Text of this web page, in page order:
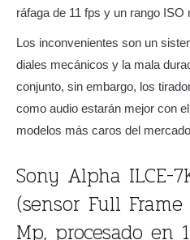
ráfaga de 11 fps y un rango ISO
Los inconvenientes son un
diales mecánicos y la mala
conjunto, sin embargo, los
como audio estarán mejor con
modelos más caros del
Sony Alpha ILCE-
(sensor Full
Mp, procesado en